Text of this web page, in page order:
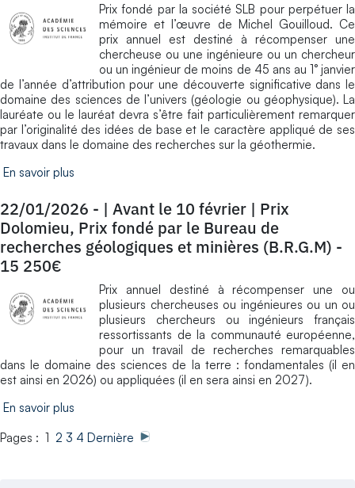
Prix fondé par la société SLB pour perpétuer la
mémoire et l’œuvre de Michel Gouilloud. Ce
prix annuel est destiné à récompenser une
chercheuse ou une ingénieure ou un chercheur
ou un ingénieur de moins de 45 ans au 1° janvier
de l’année d’attribution pour une découverte significative dans le
domaine des sciences de l’univers (géologie ou géophysique). La
lauréate ou le lauréat devra s’être fait particulièrement remarquer
par l’originalité des idées de base et le caractère appliqué de ses
travaux dans le domaine des recherches sur la géothermie.
En savoir plus
22/01/2026 - | Avant le 10 février | Prix
Dolomieu, Prix fondé par le Bureau de
recherches géologiques et minières (B.R.G.M) -
15 250€
Prix annuel destiné à récompenser une ou
plusieurs chercheuses ou ingénieures ou un ou
plusieurs chercheurs ou ingénieurs français
ressortissants de la communauté européenne,
pour un travail de recherches remarquables
dans le domaine des sciences de la terre : fondamentales (il en
est ainsi en 2026) ou appliquées (il en sera ainsi en 2027).
En savoir plus
Pages : 1 2 3 4 Dernière